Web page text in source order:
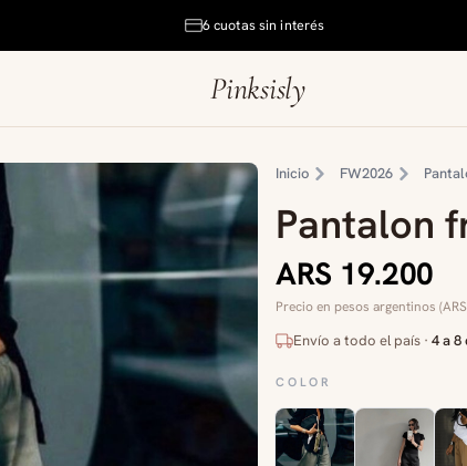
6 cuotas sin interés
Pinksisly
Inicio FW2026
Pantalon
ARS 19.200
Precio en pesos argentinos
Envío a todo el país · 4 a 8
COLOR